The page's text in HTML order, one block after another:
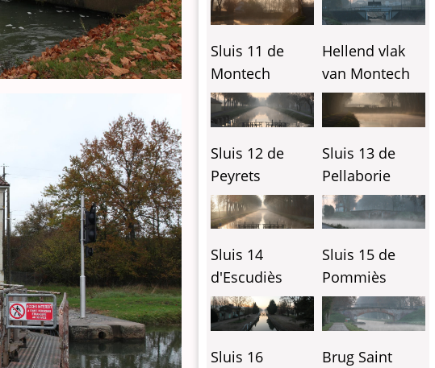
Sluis 11 de
Montech
Hellend vlak
van Montech
Sluis 12 de
Peyrets
Sluis 13 de
Pellaborie
Sluis 14
d'Escudiès
Sluis 15 de
Pommiès
Sluis 16
Brug Saint